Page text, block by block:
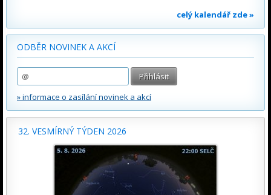
celý kalendář zde »
ODBĚR NOVINEK A AKCÍ
» informace o zasílání novinek a akcí
32. VESMÍRNÝ TÝDEN 2026